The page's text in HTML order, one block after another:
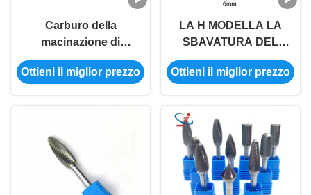
Carburo della
macinazione di
lucidatura che
scolpisce il tipo SH
Ottieni il miglior prezzo
LA H MODELLA LA
SBAVATURA DEL
CARBURO DELLA
FIAMMA DI
SMERIGLIATRICE PER
A GRANDEZZA
NATURALE DI
ALLUMINIO
Ottieni il miglior prezzo